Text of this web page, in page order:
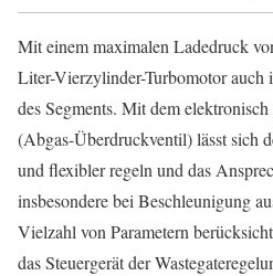
Mit einem maximalen Ladedruck
Liter-Vierzylinder-Turbomotor auch
des Segments. Mit dem elektronisch
(Abgas-Überdruckventil) lässt sich
und flexibler regeln und das
insbesondere bei Beschleunigung
Vielzahl von Parametern
das Steuergerät der